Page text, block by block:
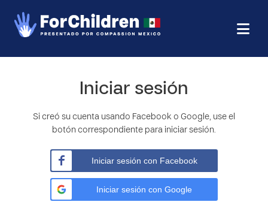
Iniciar sesión
Si creó su cuenta usando Facebook o Google, use el
botón correspondiente para iniciar sesión.
Iniciar sesión con Facebook
Iniciar sesión con Google